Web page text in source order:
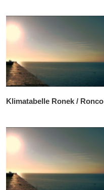
Klimatabelle Ronek / Ronco